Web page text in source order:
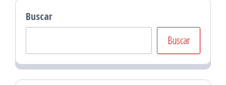
Buscar
Buscar